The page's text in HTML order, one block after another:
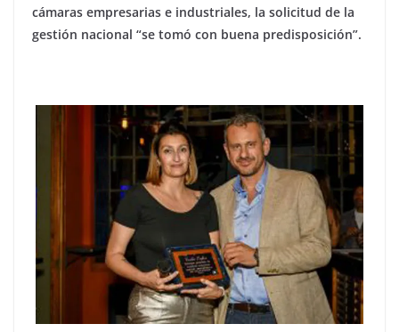
cámaras empresarias e industriales, la solicitud de la
gestión nacional “se tomó con buena predisposición”.